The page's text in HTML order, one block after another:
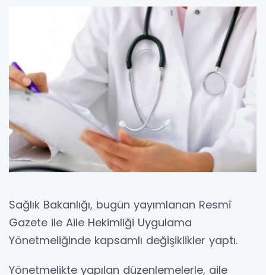
Sağlık Bakanlığı, bugün yayımlanan Resmî
Gazete ile Aile Hekimliği Uygulama
Yönetmeliğinde kapsamlı değişiklikler yaptı.
Yönetmelikte yapılan düzenlemelerle, aile